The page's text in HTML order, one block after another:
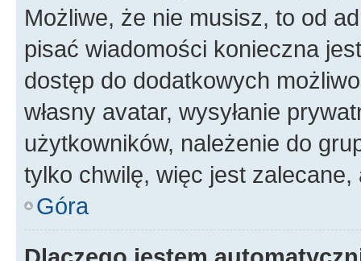
Możliwe, że nie musisz, to od
pisać wiadomości konieczna
dostęp do dodatkowych
własny avatar, wysyłanie
użytkowników, należenie do
tylko chwilę, więc jest zalecane,
Góra